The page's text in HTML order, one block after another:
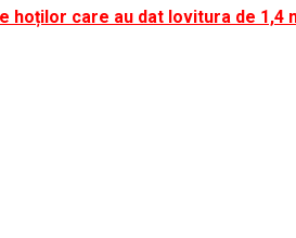
hoților care au dat lovitura de 1,4